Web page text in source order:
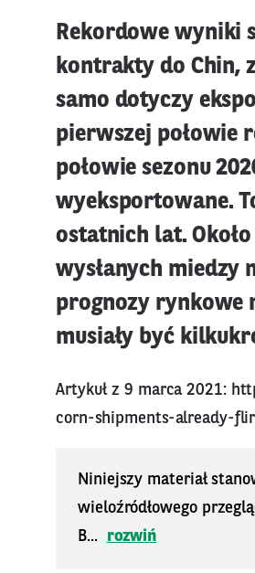
Rekordowe wyniki
kontrakty do Chin,
samo dotyczy
pierwszej połowie
połowie sezonu
wyeksportowane.
ostatnich lat.
wysłanych miedzy
prognozy rynkowe
musiały być
Artykuł z 9 marca 2021:
corn-shipments-already-
Niniejszy materiał
wieloźródłowego
B...
rozwiń